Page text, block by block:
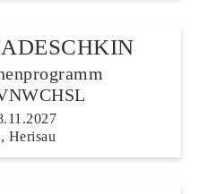
Herisau